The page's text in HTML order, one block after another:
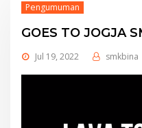
Pengumuman
GOES TO JOGJA
Jul 19, 2022 smkbina